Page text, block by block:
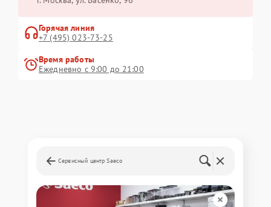
Горячая линия
+7 (495) 023-73-25
Время работы
Ежедневно с 9:00 до 21:00
Сервисный центр Saeco